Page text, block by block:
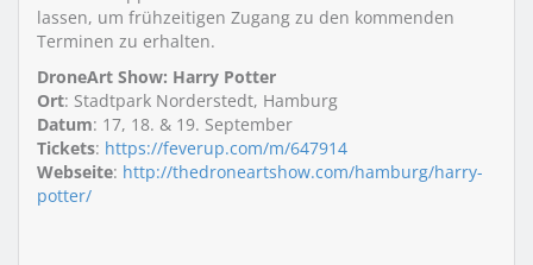
lassen, um frühzeitigen Zugang zu den kommenden
Terminen zu erhalten.
DroneArt Show: Harry Potter
Ort: Stadtpark Norderstedt, Hamburg
Datum: 17, 18. & 19. September
Tickets: https://feverup.com/m/647914
Webseite: http://thedroneartshow.com/hamburg/harry-
potter/